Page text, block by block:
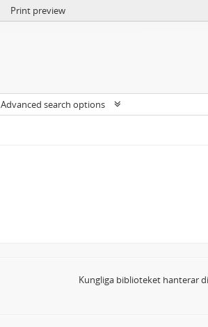
Print preview
Advanced search options
Kungliga biblioteket hanterar